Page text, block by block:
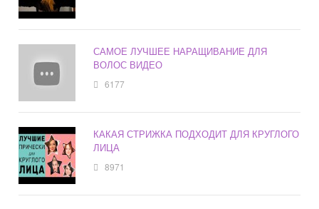
САМОЕ ЛУЧШЕЕ НАРАЩИВАНИЕ ДЛЯ
ВОЛОС ВИДЕО
6177
КАКАЯ СТРИЖКА ПОДХОДИТ ДЛЯ КРУГЛОГО
ЛИЦА
8971